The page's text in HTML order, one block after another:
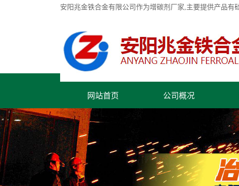
安阳兆金铁合金有限公司作为增碳剂厂家,主要提供产品有
网站首页 公司概况